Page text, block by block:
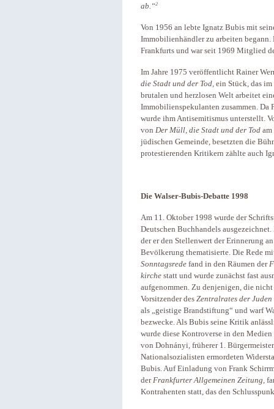
ab.“2
Von 1956 an lebte Ignatz Bubis mit
Immobilienhändler zu arbeiten
Frankfurts und war seit 1969 Mitglied
Im Jahre 1975 veröffentlicht Rainer
die Stadt und der Tod, ein Stück, das
brutalen und herzlosen Welt arbeitet
Immobilienspekulanten zusammen. Da
wurde ihm Antisemitismus unterstellt.
von Der Müll, die Stadt und der Tod am
jüdischen Gemeinde, besetzten die
protestierenden Kritikern zählte auch
Die Walser-Bubis-Debatte 1998
Am 11. Oktober 1998 wurde der
Deutschen Buchhandels
der er den Stellenwert der Erinnerung
Bevölkerung thematisierte. Die Rede
Sonntagsrede fand in den Räumen der
kirche statt und wurde zunächst fast
aufgenommen. Zu denjenigen, die
Vorsitzender des Zentralrates der
als „geistige Brandstiftung“ und warf
bezwecke. Als Bubis seine Kritik
wurde diese Kontroverse in den
von Dohnányi, früherer 1.
Nationalsozialisten ermordeten
Bubis. Auf Einladung von Frank
der Frankfurter Allgemeinen Zeitung,
Kontrahenten statt, das den